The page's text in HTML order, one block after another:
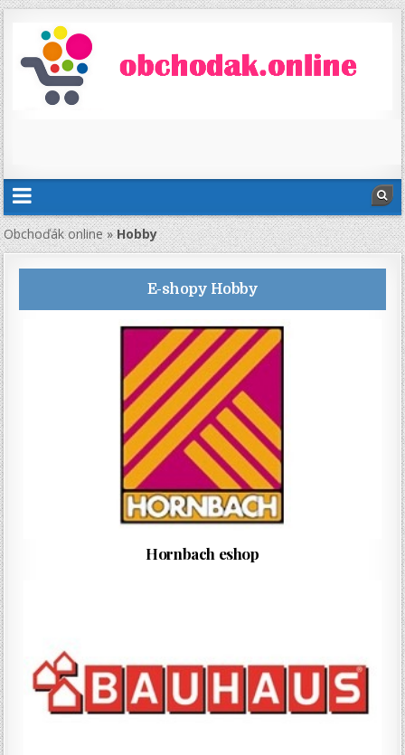
Obchoďák online»Hobby
E-shopy Hobby
Hornbach eshop